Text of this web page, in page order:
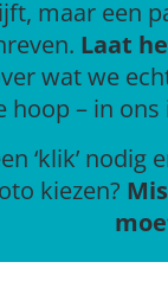
maar een
Laat
wat we
hoop – in
‘klik’
kiezen?